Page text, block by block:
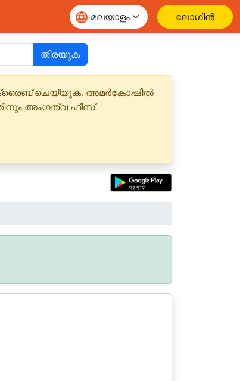
ലോഗിൻ
തിരയുക
ചെയ്യുക. അമർകോഷിൽ
അംഗത്വ ഫീസ്